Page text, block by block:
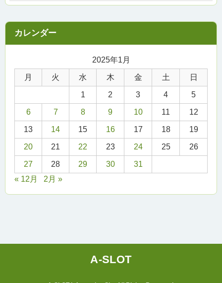
2025年1月
月 火 水 木 金 土 日
1 2 3 4 5
6 7 8 9 10 11 12
13 14 15 16 17 18 19
20 21 22 23 24 25 26
27 28 29 30
31
« 12月
2月 »